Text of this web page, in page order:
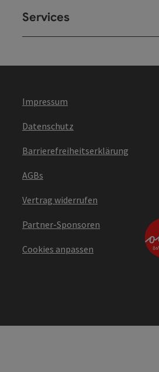
Services
Impressum
Datenschutz
Barrierefreiheitserklärung
AGBs
Vertrag widerrufen
Partner-Sponsoren
Cookies anpassen